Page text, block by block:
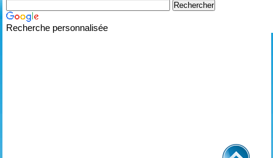
Recherche personnalisée